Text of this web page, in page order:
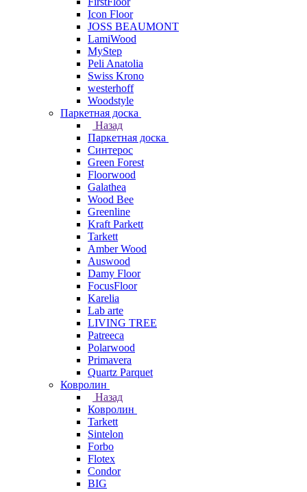
Icon Floor
JOSS BEAUMONT
LamiWood
MyStep
Peli Anatolia
Swiss Krono
westerhoff
Woodstyle
Паркетная доска
Назад
Паркетная доска
Синтерос
Green Forest
Floorwood
Galathea
Wood Bee
Greenline
Kraft Parkett
Tarkett
Amber Wood
Auswood
Damy Floor
FocusFloor
Karelia
Lab arte
LIVING TREE
Patreeca
Polarwood
Primavera
Quartz Parquet
Ковролин
Назад
Ковролин
Tarkett
Sintelon
Forbo
Flotex
Condor
BIG